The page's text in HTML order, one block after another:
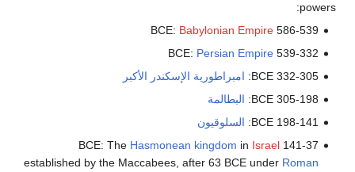
586-539 BCE:
Babylonian Empire
539-332 BCE:
Persian Empire
332-305 BCE:
امبراطورية الإسكندر الأكبر
305-198 BCE:
البطالمة
198-141 BCE:
السلوقيون
141-37 BCE: The
Hasmonean kingdomin Israel
established by the Maccabees, after 63 BCE underRoman